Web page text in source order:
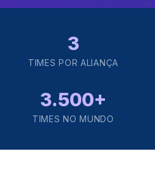
3
TIMES POR ALIANÇA
3.500+
TIMES NO MUNDO